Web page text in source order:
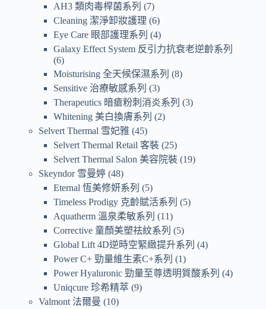
AH3 類肉毒桿菌系列
7
Cleaning 潔淨卸妝護理 6
Eye Care 眼部護理系列
4
Galaxy Effect System 反引力抗衰老逆齡系列
6
Moisturising 全天候保濕系列
8
Sensitive 治療敏感系列
3
Therapeutics 暗瘡粉刺消炎系列
3
Whitening 美白換膚系列
2
Selvert Thermal 雪妃雅 45
Selvert Thermal Retail 客裝 25
Selvert Thermal Salon 美容院裝 19
Skeyndor 雪曼婷 48
Eternal 恆美修妍系列
5
Timeless Prodigy 克齡賦活系列
5
Aquatherm 溫泉柔敏系列
11
Corrective 童顏美塑祛紋系列
5
Global Lift 4D逆時空緊緻提升系列
4
Power C+ 勁量維生素C+系列
1
Power Hyaluronic 勁量至尊透明質酸系列
4
Uniqcure 珍希精萃 9
Valmont 法爾曼
10